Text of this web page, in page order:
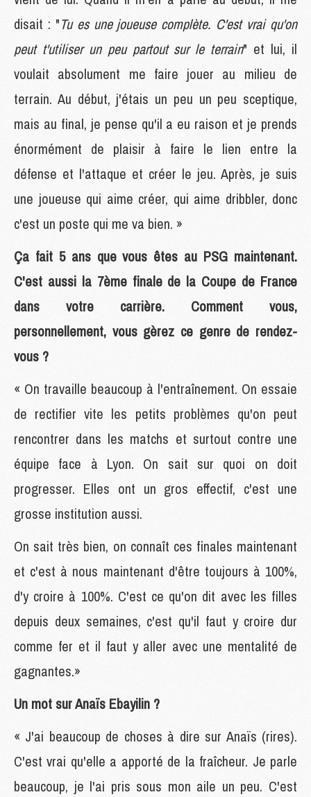
disait : "Tu es une joueuse complète. C'est vrai qu'on
peut t'utiliser un peu partout sur le terrain" et lui, il
voulait absolument me faire jouer au milieu de
terrain. Au début, j'étais un peu un peu sceptique,
mais au final, je pense qu'il a eu raison et je prends
énormément de plaisir à faire le lien entre la
défense et l'attaque et créer le jeu. Après, je suis
une joueuse qui aime créer, qui aime dribbler, donc
c'est un poste qui me va bien. »
Ça fait 5 ans que vous êtes au PSG maintenant.
C'est aussi la 7ème finale de la Coupe de France
dans votre carrière. Comment vous,
personnellement, vous gèrez ce genre de rendez-
vous ?
« On travaille beaucoup à l'entraînement. On essaie
de rectifier vite les petits problèmes qu'on peut
rencontrer dans les matchs et surtout contre une
équipe face à Lyon. On sait sur quoi on doit
progresser. Elles ont un gros effectif, c'est une
grosse institution aussi.
On sait très bien, on connaît ces finales maintenant
et c'est à nous maintenant d'être toujours à 100%,
d'y croire à 100%. C'est ce qu'on dit avec les filles
depuis deux semaines, c'est qu'il faut y croire dur
comme fer et il faut y aller avec une mentalité de
gagnantes.»
Un mot sur Anaïs Ebayilin ?
« J'ai beaucoup de choses à dire sur Anaïs (rires).
C'est vrai qu'elle a apporté de la fraîcheur. Je parle
beaucoup, je l'ai pris sous mon aile un peu. C'est